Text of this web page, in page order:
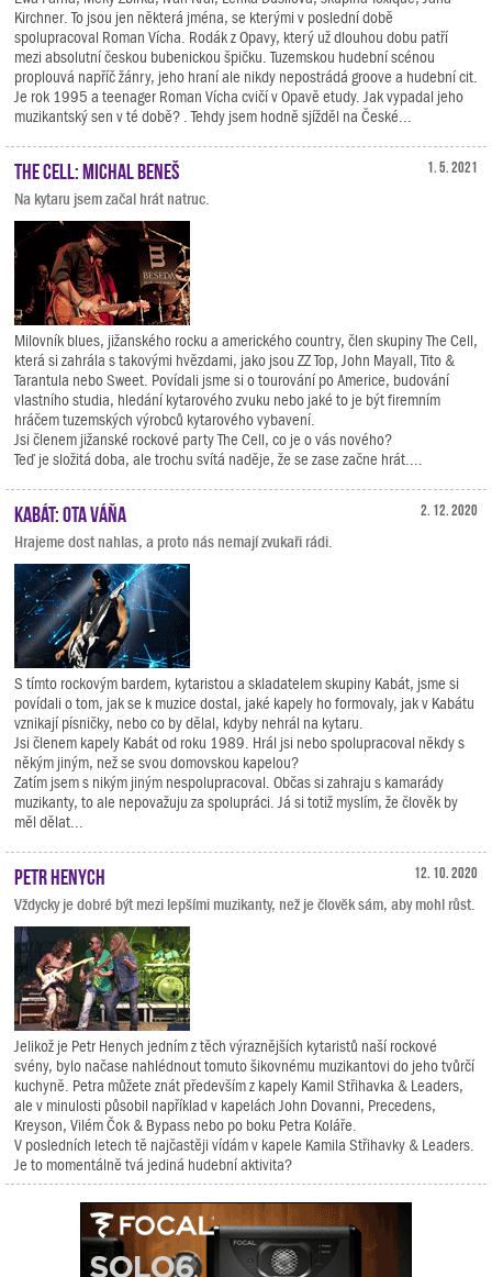
Kirchner. To jsou jen některá jména, se kterými v poslední době
spolupracoval Roman Vícha. Rodák z Opavy, který už dlouhou dobu patří
mezi absolutní českou bubenickou špičku. Tuzemskou hudební scénou
proplouvá napříč žánry, jeho hraní ale nikdy nepostrádá groove a hudební cit.
Je rok 1995 a teenager Roman Vícha cvičí v Opavě etudy. Jak vypadal jeho
muzikantský sen v té době? . Tehdy jsem hodně sjížděl na České...
1. 5. 2021
The Cell: Michal Beneš
Na kytaru jsem začal hrát natruc.
Milovník blues, jižanského rocku a amerického country, člen skupiny The Cell,
která si zahrála s takovými hvězdami, jako jsou ZZ Top, John Mayall, Tito &
Tarantula nebo Sweet. Povídali jsme si o tourování po Americe, budování
vlastního studia, hledání kytarového zvuku nebo jaké to je být firemním
hráčem tuzemských výrobců kytarového vybavení.
Jsi členem jižanské rockové party The Cell, co je o vás nového?
Teď je složitá doba, ale trochu svítá naděje, že se zase začne hrát....
2. 12. 2020
Kabát: Ota Váňa
Hrajeme dost nahlas, a proto nás nemají zvukaři rádi.
S tímto rockovým bardem, kytaristou a skladatelem skupiny Kabát, jsme si
povídali o tom, jak se k muzice dostal, jaké kapely ho formovaly, jak v Kabátu
vznikají písničky, nebo co by dělal, kdyby nehrál na kytaru.
Jsi členem kapely Kabát od roku 1989. Hrál jsi nebo spolupracoval někdy s
někým jiným, než se svou domovskou kapelou?
Zatím jsem s nikým jiným nespolupracoval. Občas si zahraju s kamarády
muzikanty, to ale nepovažuju za spolupráci. Já si totiž myslím, že člověk by
měl dělat...
12. 10. 2020
Petr Henych
Vždycky je dobré být mezi lepšími muzikanty, než je člověk sám, aby mohl růst.
Jelikož je Petr Henych jedním z těch výraznějších kytaristů naší rockové
svény, bylo načase nahlédnout tomuto šikovnému muzikantovi do jeho tvůrčí
kuchyně. Petra můžete znát především z kapely Kamil Střihavka & Leaders,
ale v minulosti působil například v kapelách John Dovanni, Precedens,
Kreyson, Vilém Čok & Bypass nebo po boku Petra Koláře.
V posledních letech tě najčastěji vídám v kapele Kamila Střihavky & Leaders.
Je to momentálně tvá jediná hudební aktivita?